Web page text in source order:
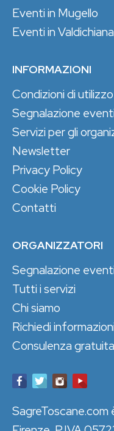
Eventi in Mugello
Eventi in Valdichiana
INFORMAZIONI
Condizioni di utilizzo
Segnalazione eventi
Servizi per gli
Newsletter
Privacy Policy
Cookie Policy
Contatti
ORGANIZZATORI
Segnalazione eventi
Tutti i servizi
Chi siamo
Richiedi informazioni
Consulenza gratuita
SagreToscane.com